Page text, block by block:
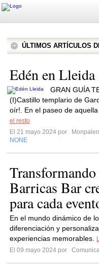
ÚLTIMOS ARTÍCULOS
Edén en
GRAN GUÍA
(I)Castillo templario de
oír!. En el paseo de
el resto
El 21 mayo 2024 por
NONE
Barricas Bar
para cada
En el mundo dinámico de
diferenciación y
experiencias memorables.
El 09 mayo 2024 por